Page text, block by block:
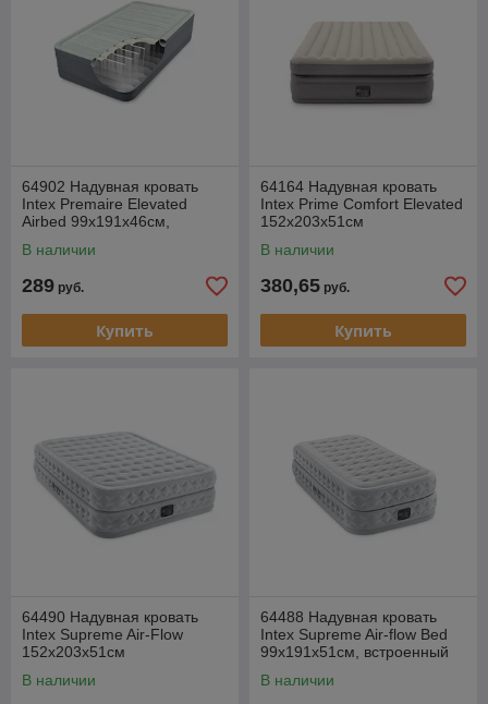
64902 Надувная кровать
Intex Premaire Elevated
Airbed 99х191х46см,
В наличии
289 руб.
Купить
64164 Надувная кровать
Intex Prime Comfort Elevated
152х203х51см
В наличии
380,65 руб.
Купить
64490 Надувная кровать
Intex Supreme Air-Flow
152х203х51см
В наличии
64488 Надувная кровать
Intex Supreme Air-flow Bed
99х191х51см, встроенный
В наличии